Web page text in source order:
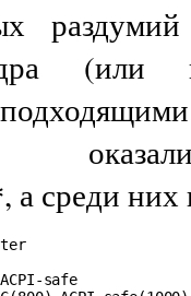
(или
а среди них
safe